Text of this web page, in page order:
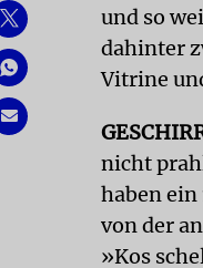
und so
dahinter
Vitrine
nicht
haben
von der
»Kos